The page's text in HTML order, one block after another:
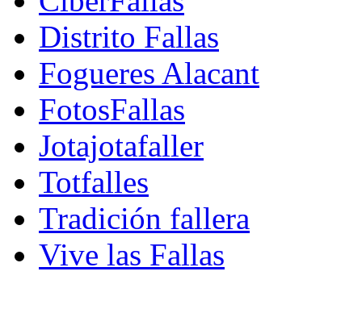
Distrito Fallas
Fogueres Alacant
FotosFallas
Jotajotafaller
Totfalles
Tradición fallera
Vive las Fallas